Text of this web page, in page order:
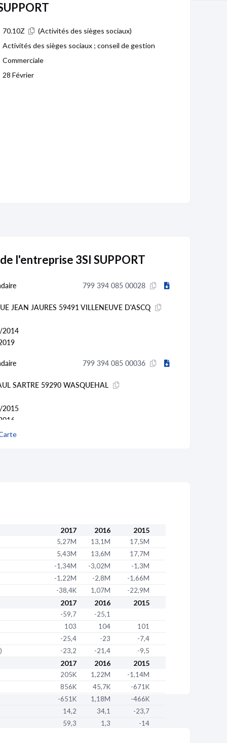
70.10Z
(Activités des sièges sociaux)
Activités des sièges sociaux ; conseil de gestion
Commerciale
28 Février
l'entreprise 3SI SUPPORT
799 394 085 00028
JEAN JAURES 59491 VILLENEUVE D'ASCQ
799 394 085 00036
SARTRE 59290 WASQUEHAL
distance sur catalogue général (47.91A)
2017 2016 2015
5,27M 13,1M
17,5M
5,43M 13,6M
17,7M
-1,34M -3,02M
-1,3M
-1,22M -2,8M
-1,66M
-38,4K 1,07M -22,9M
2017 2016 2015
-59,7
-25,1
103 104
101
-25,4 -23
-7,4
-23,2 -21,4 -9,5
2017 2016 2015
205K 1,22M
-1,14M
856K 45,7K
-671K
-651K 1,18M
-466K
14,2 34,1
-23,7
59,3 1,3
-14